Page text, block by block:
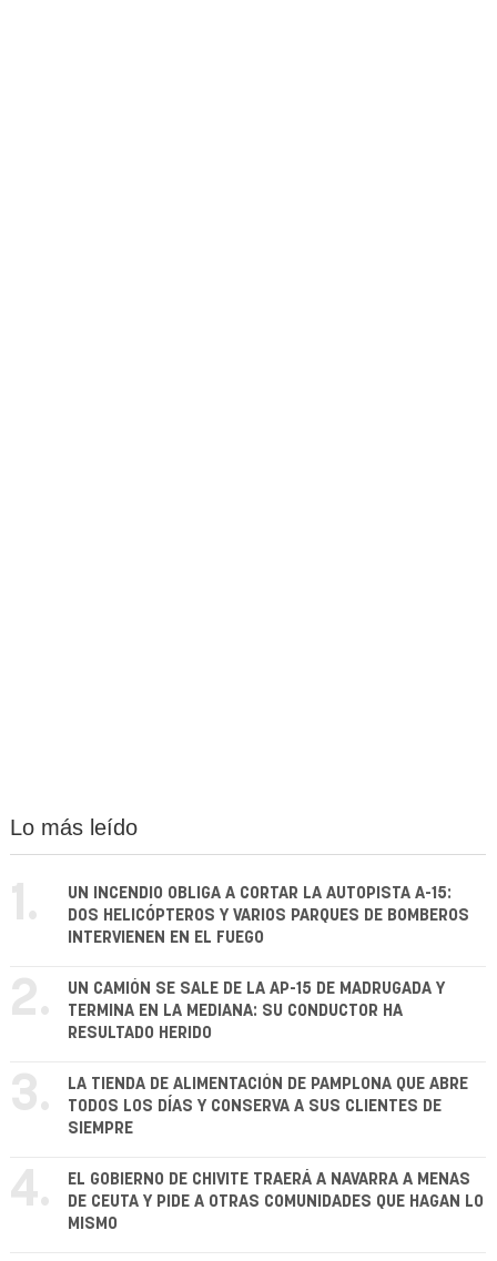
Lo más leído
1.
UN INCENDIO OBLIGA A CORTAR LA AUTOPISTA A-15:
DOS HELICÓPTEROS Y VARIOS PARQUES DE BOMBEROS
INTERVIENEN EN EL FUEGO
2.
UN CAMIÓN SE SALE DE LA AP-15 DE MADRUGADA Y
TERMINA EN LA MEDIANA: SU CONDUCTOR HA
RESULTADO HERIDO
3.
LA TIENDA DE ALIMENTACIÓN DE PAMPLONA QUE ABRE
TODOS LOS DÍAS Y CONSERVA A SUS CLIENTES DE
SIEMPRE
4.
EL GOBIERNO DE CHIVITE TRAERÁ A NAVARRA A MENAS
DE CEUTA Y PIDE A OTRAS COMUNIDADES QUE HAGAN LO
MISMO